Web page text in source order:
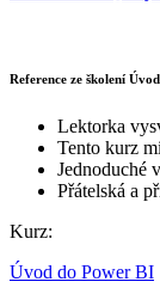
Reference ze školení
Lektorka
Tento kurz
Jednoduché
Přátelská a
Kurz:
Úvod do Power BI